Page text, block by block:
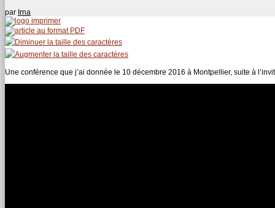
par Irna
Une conférence que j’ai donnée le 10 décembre 2016 à Montpellier, suite à